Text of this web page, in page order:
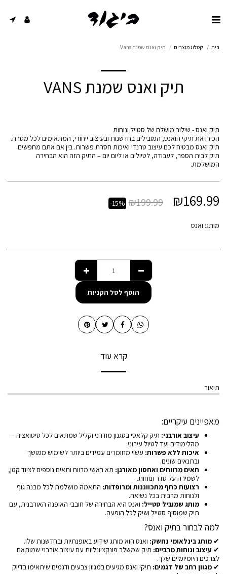
בית קטלוג מוצרים תיק ואנס שמנת Vans
תיק ואנס שמנת VANS
הכירו את תיקי הואנס, המובילים בחדשנות ובעיצוב ייחודי, המתאימים לכל מטרה.
תיק ואנס מבטיח לכם עיצוב טרנדי ואיכות חסרת פשרות. בין אם אתם מחפשים
תיק לבית הספר, לעבודה, לטיולים או ליום יום – התיק הזה הוא הבחירה
המושלמת.
₪169.99
₪199.99
-15%
מותג: ואנס
הוסף לסל הקניות
קרא עוד
תיאור
מאפיינים עיקריים:
עיצוב אורבני: תיק קלאסי בסגנון מודרני וקליל שמתאים לכל סיטואציה –
מהלימודים ועד לטיול עירוני.
איכות ללא פשרות: עשוי מחומרים עמידים ביותר לשימוש ממושך
ובתנאים שונים.
תאים מרווחים ואחסון מאורגן: תא ראשי מרווח ותאים נוספים לציוד קטן,
לשמירה על סדר ונוחות.
רצועות כתף מתכווננות ומרופדות: התאמה מושלמת לכל מבנה גוף
ולנוחות מרבית בכל נשיאה.
מותג שמוביל סטייל: ואנס היא הבחירה של חובבי האופנה האורבנית, עם
תיק שמוסיף סטייל ושיק לכל הופעה.
למה לבחור בתיק ואנס?
✔ מותג בינלאומי נחשק: ואנס הוא מותג שידוע באופנתיות ובחדשנות שלו.
✔ עיצוב ונוחות מרביים: תיק שמשלב פונקציונליות עם עיצוב אורבני שמותאם
לצרכים היומיומיים שלך.
✔ מגוון רחב של דגמים: תיקי ואנס מגיעים במגוון צבעים ודגמים שיתאימו בדיוק